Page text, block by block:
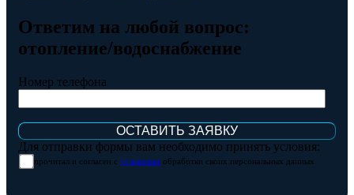
Ответим на любой вопрос:
отопление/водоснабжение
Номер телефона
Для отправки формы вам необходимо принять условия:
прочитал и согласен с условиями обработки своих персональных данных